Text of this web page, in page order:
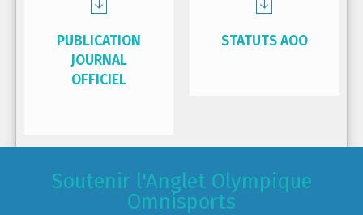
PUBLICATION
JOURNAL
OFFICIEL
STATUTS AOO
Soutenir l'Anglet Olympique
Omnisports